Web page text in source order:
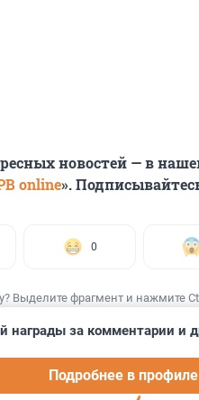
новостей — в
online».
0
Выделите фрагмент и нажмите
11
награды за комментарии и
Подробнее в профиле